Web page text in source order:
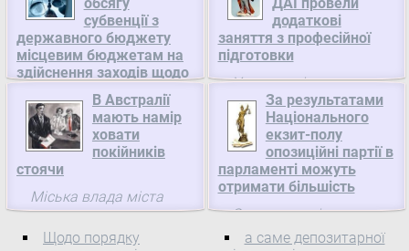
субвенції з
державного бюджету
місцевим бюджетам на
здійснення заходів щодо
соціально-економічного
розвитку окремих
територій у 2012 році,
Кабінет Міністрів України
Про перерозподіл
обсягу субвенції з
державного бюджету
місцевим бюджетам на
В Австралії
мають намір
ховати
покійників
стоячи
Міська влада міста
Дарвін у Австралії
збирається оптимізувати
Щодо порядку
додаткові
заняття з професійної
підготовки
У звязку зі значним
ускладненням суспільно-
політичної ситуації в
Україні, посиленням
збройного протистояння
в південно-східних
викриття диверсійно-
За результатами
Національного
екзит-полу
опозиційні партії в
парламенті можуть
отримати більшість
За попередніми
результатами
а саме депозитарної